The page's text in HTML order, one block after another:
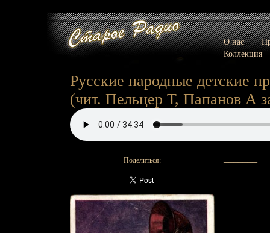
О нас
Коллекция
Русские народные детские
(чит. Пельцер Т, Папанов А
Поделиться: